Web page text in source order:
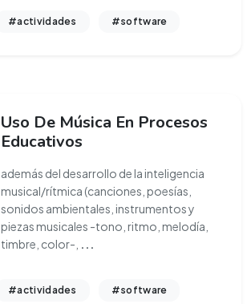
#actividades #software
Uso De Música En Procesos
Educativos
además del desarrollo de la inteligencia
musical/rítmica (canciones, poesías,
sonidos ambientales, instrumentos y
piezas musicales -tono, ritmo, melodía,
timbre, color-, ...
#actividades #software